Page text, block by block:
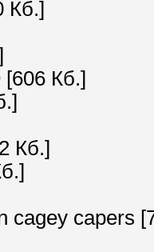
Кб.]
Кб.]
Кб.]
cagey capers